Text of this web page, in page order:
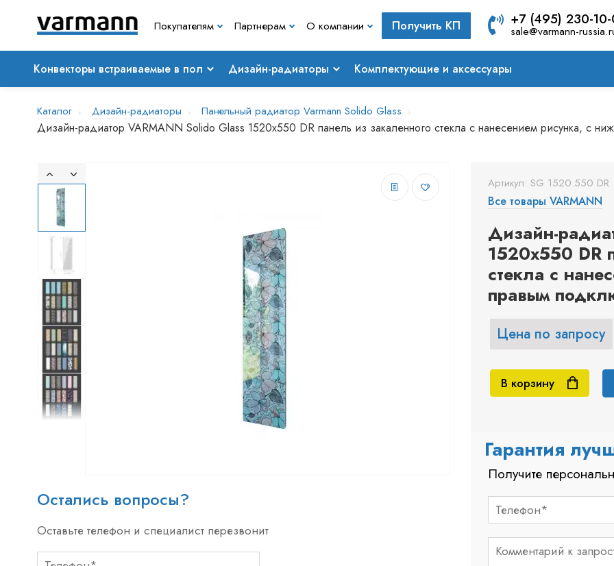
Покупателям Партнерам О компании Получить КП +7 (495) 230-
sale@varmann-
Конвекторы встраиваемые в пол Дизайн-радиаторы Комплектующие и аксессуары
Каталог Дизайн-радиаторы Панельный радиатор Varmann Solido Glass
Дизайн-радиатор VARMANN Solido Glass 1520x550 DR панель из закаленного стекла с нанесением рисунка, с
Остались вопросы?
Оставьте телефон и специалист перезвонит
Артикул: SG 1520.550 DR
Все товары VARMANN
Дизайн-
1520x550 DR
стекла с
правым
Цена по запросу
В корзину
Гарантия
Получите